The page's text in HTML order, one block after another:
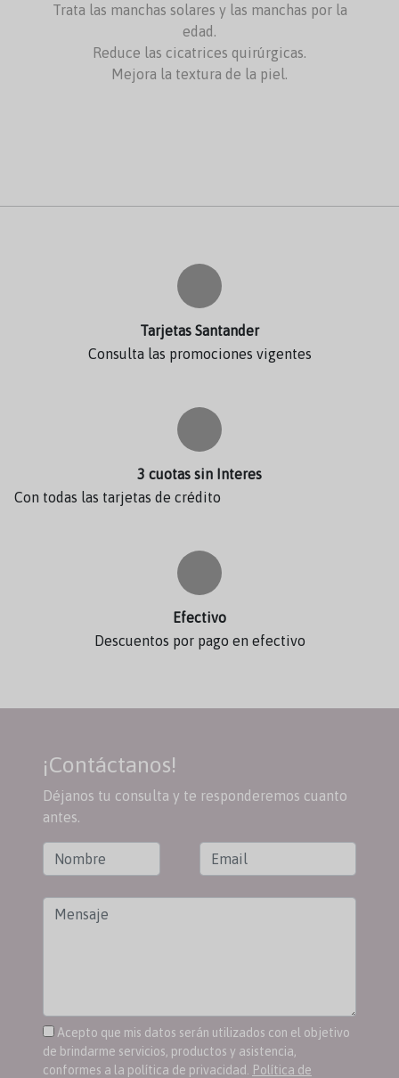
Trata las manchas solares y las manchas por la
edad.
Reduce las cicatrices quirúrgicas.
Mejora la textura de la piel.
Tarjetas Santander
Consulta las promociones vigentes
3 cuotas sin Interes
Con todas las tarjetas de crédito
Efectivo
Descuentos por pago en efectivo
¡Contáctanos!
Déjanos tu consulta y te responderemos cuanto
antes.
Acepto que mis datos serán utilizados con el objetivo
de brindarme servicios, productos y asistencia,
conformes a la política de privacidad.
Política de